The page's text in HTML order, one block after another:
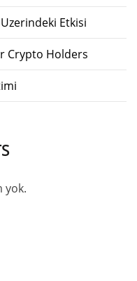
Etkisi
Crypto Holders
yok.